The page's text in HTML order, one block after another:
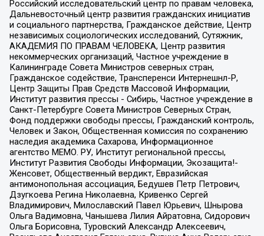
Российский исследовательский центр по правам человека,
Дальневосточный центр развития гражданских инициатив
и социального партнерства, Гражданское действие, Центр
независимых социологических исследований, Сутяжник,
АКАДЕМИЯ ПО ПРАВАМ ЧЕЛОВЕКА, Центр развития
некоммерческих организаций, Частное учреждение в
Калининграде Совета Министров северных стран,
Гражданское содействие, Трансперенси Интернешнл-Р,
Центр Защиты Прав Средств Массовой Информации,
Институт развития прессы - Сибирь, Частное учреждение в
Санкт-Петербурге Совета Министров Северных Стран,
Фонд поддержки свободы прессы, Гражданский контроль,
Человек и Закон, Общественная комиссия по сохранению
наследия академика Сахарова, Информационное
агентство МЕМО. РУ, Институт региональной прессы,
Институт Развития Свободы Информации, Экозащита!-
Женсовет, Общественный вердикт, Евразийская
антимонопольная ассоциация, Бедушев Петр Петрович,
Дзугкоева Регина Николаевна, Кривенко Сергей
Владимирович, Милославский Павел Юрьевич, Шнырова
Ольга Вадимовна, Чанышева Лилия Айратовна, Сидорович
Ольга Борисовна, Туровский Александр Алексеевич,